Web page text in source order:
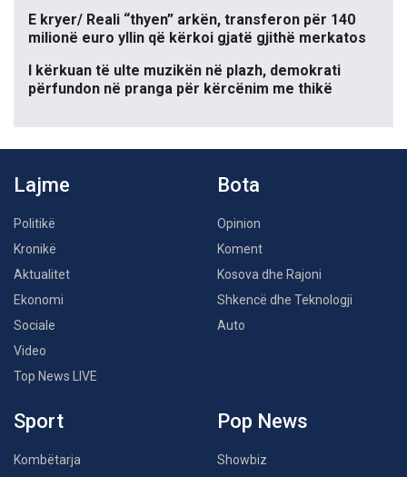
E kryer/ Reali “thyen” arkën, transferon për 140
milionë euro yllin që kërkoi gjatë gjithë merkatos
I kërkuan të ulte muzikën në plazh, demokrati
përfundon në pranga për kërcënim me thikë
Lajme
Politikë
Kronikë
Aktualitet
Ekonomi
Sociale
Video
Top News LIVE
Bota
Opinion
Koment
Kosova dhe Rajoni
Shkencë dhe Teknologji
Auto
Sport
Kombëtarja
Pop News
Showbiz